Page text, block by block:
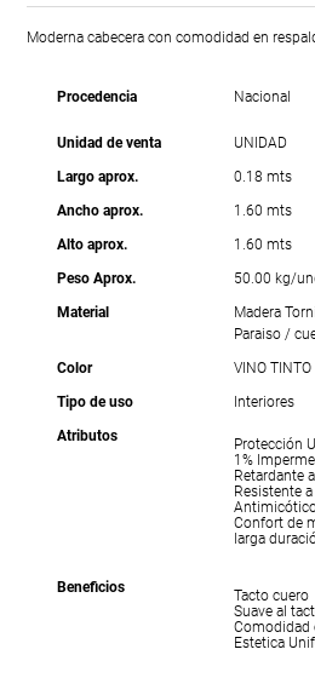
Moderna cabecera con comodidad en
Procedencia Nacional
Unidad de venta
UNIDAD
Largo aprox.
0.18 mts
Ancho aprox.
1.60 mts
Alto aprox.
1.60 mts
Peso Aprox.
50.00 kg/
Material
Madera
Paraiso /
Color
VINO TINTO
Tipo de uso
Interiores
Atributos
Protección
1%
Retardante
Resistente
Confort de
larga
Beneficios
Tacto cuero
Suave al
Comodidad
Estetica